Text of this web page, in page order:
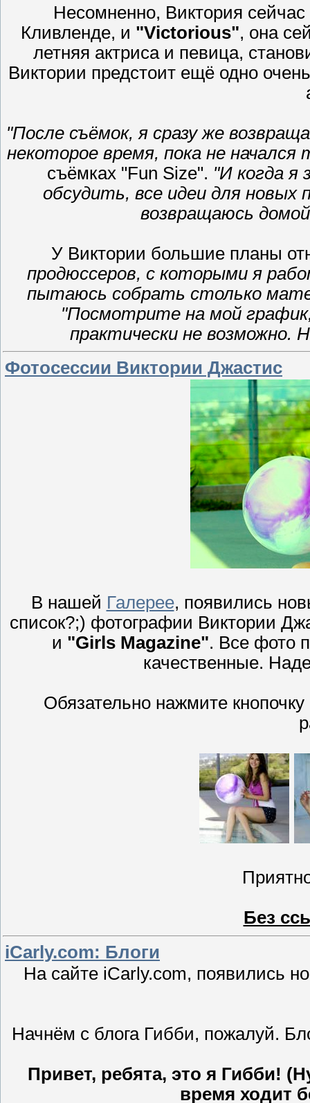
Несомненно, Виктория
Кливленде, и "Victorious", она
летняя актриса и певица,
Виктории предстоит ещё одно
"После съёмок, я сразу же
некоторое время, пока не начался
съёмках "Fun Size". "И когда я
обсудить, все идеи для новых
возвращаюсь
У Виктории большие планы
продюссеров, с которыми я
пытаюсь собрать столько
"Посмотрите на мой
практически не возможно.
Фотосессии Виктории Джастис
В нашей Галерее, появились
список?;) фотографии Виктории
и "Girls Magazine". Все фото
качественные.
Обязательно нажмите
Без
iCarly.com: Блоги
На сайте iCarly.com, появились
Начнём с блога Гибби, пожалуй.
Привет, ребята, это я Гибби!
время ходит